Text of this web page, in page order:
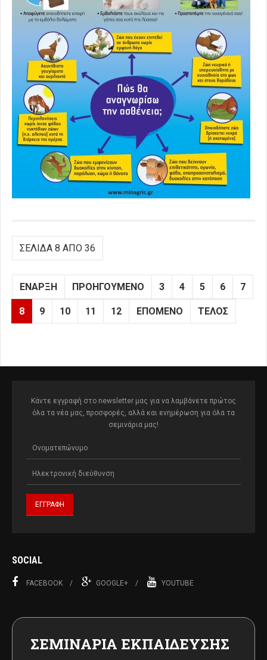
ΣΕΛΊΔΑ 8 ΑΠΌ 36
ΈΝΑΡΞΗ ΠΡΟΗΓΟΎΜΕΝΟ 3 4 5 6 7
8 9 10 11 12 ΕΠΌΜΕΝΟ ΤΈΛΟΣ
Κάντε εγγραφή στο newsletter μας για να λαμβάνετε πρώτος
όλα τα νέα μας, προσφορές, αλλά και ενημέρωση για όλα τα
σεμινάρια μας!
SOCIAL
FACEBOOK GOOGLE+ YOUTUBE
ΣΕΜΙΝΑΡΙΑ ΕΚΠΑΙΔΕΥΣΗΣ